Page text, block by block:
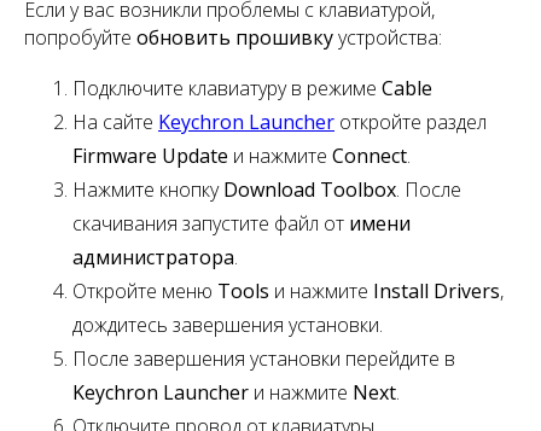
Если у вас возникли проблемы с клавиатурой,
попробуйте обновить прошивкуустройства:
Подключите клавиатуру в режиме Cable
На сайте Keychron Launcher откройте раздел
Firmware Update и нажмите Connect.
Нажмите кнопкуDownload Toolbox. После
скачивания запустите файл от имени
администратора.
Откройте меню Tools и нажмите Install Drivers,
дождитесь завершения установки.
После завершения установки перейдите в
Keychron Launcher и нажмите Next.
Отключите провод от клавиатуры.